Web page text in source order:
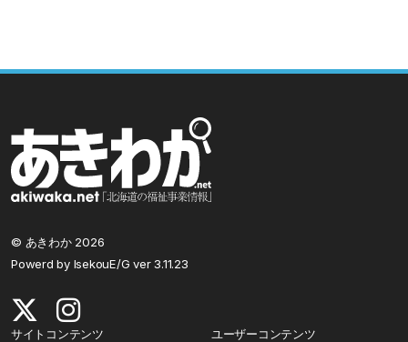
© あきわか 2026
Powerd by IsekouE/G ver 3.11.23
サイトコンテンツ ユーザーコンテンツ